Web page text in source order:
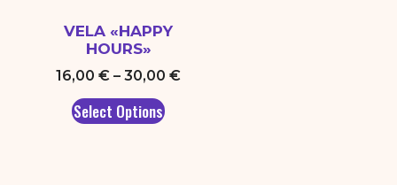
VELA «HAPPY
HOURS»
16,00€ –30,00€
Select Options